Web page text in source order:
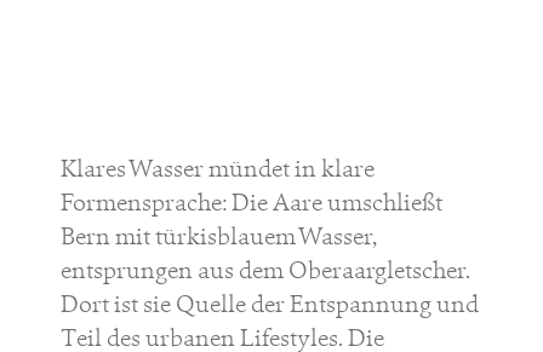
Klares Wasser mündet in klare
Formensprache: Die Aare umschließt
Bern mit türkisblauem Wasser,
entsprungen aus dem Oberaargletscher.
Dort ist sie Quelle der Entspannung und
Teil des urbanen Lifestyles. Die